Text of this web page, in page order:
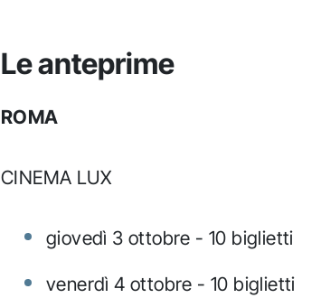
Le anteprime
ROMA
CINEMA LUX
giovedì 3 ottobre - 10 biglietti
venerdì 4 ottobre - 10 biglietti